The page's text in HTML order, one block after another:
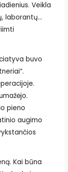
Veikla
laborantų…
buvo
pieno
augimo
Kai būna